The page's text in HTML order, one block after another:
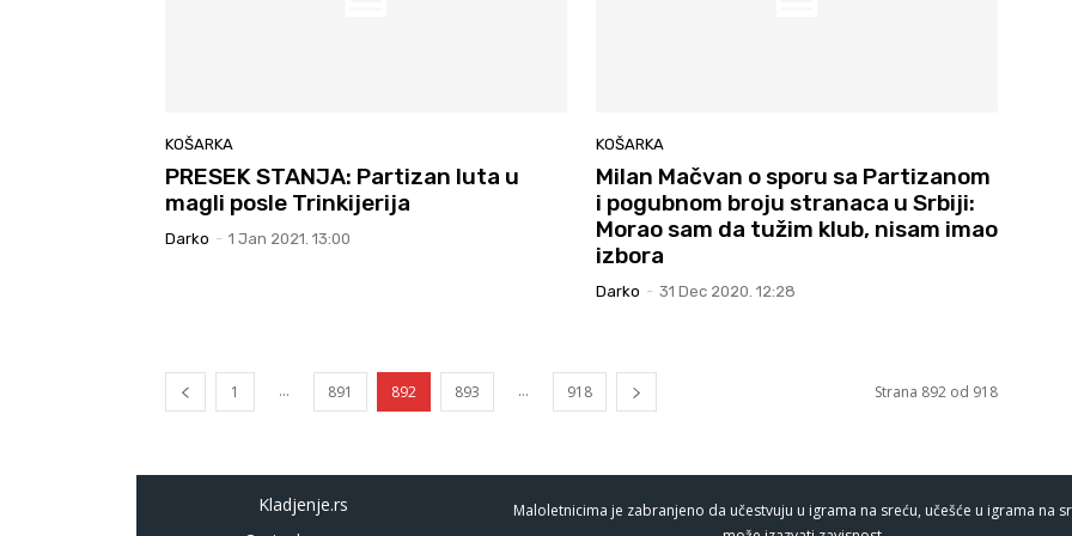
KOŠARKA
PRESEK STANJA: Partizan luta u
magli posle Trinkijerija
Darko - 1 Jan 2021. 13:00
KOŠARKA
Milan Mačvan o sporu sa Partizanom
i pogubnom broju stranaca u Srbiji:
Morao sam da tužim klub, nisam imao
izbora
Darko - 31 Dec 2020. 12:28
1 ... 891 892 893 ... 918 Strana 892 od 918
Kladjenje.rs
Maloletnicima je zabranjeno da učestvuju u igrama na sreću, učešće u igrama na